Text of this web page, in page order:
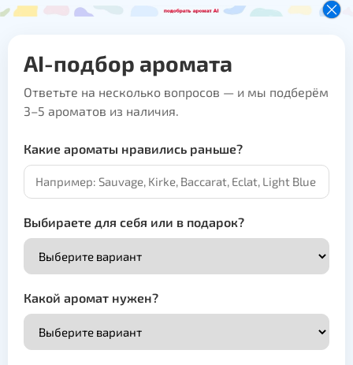
AI-подбор аромата
Ответьте на несколько вопросов — и мы подберём
3–5 ароматов из наличия.
Какие ароматы нравились раньше?
Выбираете для себя или в подарок?
Какой аромат нужен?